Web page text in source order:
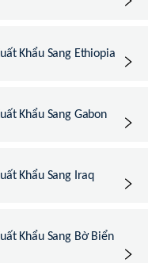
Khẩu Sang Ethiopia
Khẩu Sang Gabon
Khẩu Sang Iraq
Khẩu Sang Bờ Biển